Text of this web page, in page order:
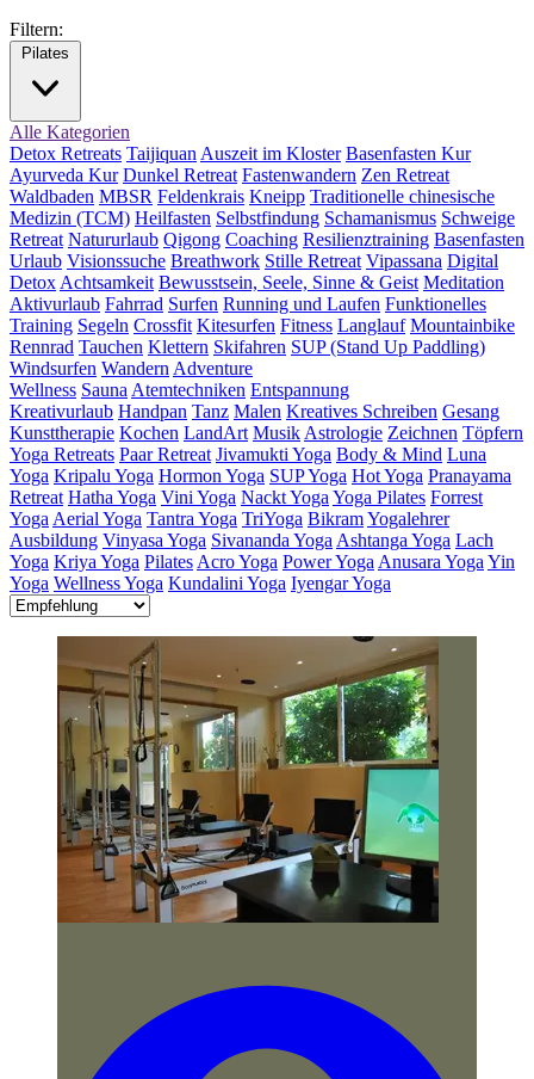
Filtern:
Pilates
Alle Kategorien
Detox Retreats Taijiquan Auszeit im Kloster Basenfasten Kur
Ayurveda Kur Dunkel Retreat Fastenwandern Zen Retreat
Waldbaden MBSR Feldenkrais Kneipp Traditionelle chinesische
Medizin (TCM) Heilfasten Selbstfindung Schamanismus Schweige
Retreat Natururlaub Qigong Coaching Resilienztraining Basenfasten
Urlaub Visionssuche Breathwork Stille Retreat Vipassana Digital
Detox Achtsamkeit Bewusstsein, Seele, Sinne & Geist Meditation
Aktivurlaub Fahrrad Surfen Running und Laufen Funktionelles
Training Segeln Crossfit Kitesurfen Fitness Langlauf Mountainbike
Rennrad Tauchen Klettern Skifahren SUP (Stand Up Paddling)
Windsurfen Wandern Adventure
Wellness Sauna Atemtechniken Entspannung
Kreativurlaub Handpan Tanz Malen Kreatives Schreiben Gesang
Kunsttherapie Kochen LandArt Musik Astrologie Zeichnen Töpfern
Yoga Retreats Paar Retreat Jivamukti Yoga Body & Mind Luna
Yoga Kripalu Yoga Hormon Yoga SUP Yoga Hot Yoga Pranayama
Retreat Hatha Yoga Vini Yoga Nackt Yoga Yoga Pilates Forrest
Yoga Aerial Yoga Tantra Yoga TriYoga BikramYogalehrer
Ausbildung Vinyasa Yoga Sivananda Yoga Ashtanga Yoga Lach
Yoga Kriya Yoga Pilates Acro Yoga Power Yoga Anusara Yoga Yin
Yoga Wellness Yoga Kundalini Yoga Iyengar Yoga